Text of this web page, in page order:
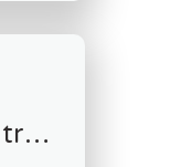
Dyrektor departament transportu, komunikacji i infrastruktury (k/m)